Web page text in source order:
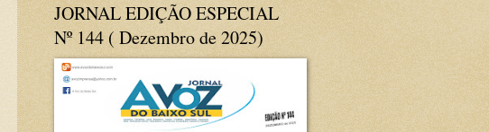
JORNAL EDIÇÃO ESPECIAL
Nº 144 ( Dezembro de 2025)